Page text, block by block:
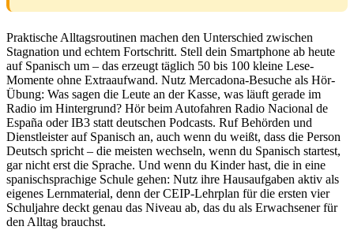
Praktische Alltagsroutinen machen den Unterschied zwischen
Stagnation und echtem Fortschritt. Stell dein Smartphone ab heute
auf Spanisch um – das erzeugt täglich 50 bis 100 kleine Lese-
Momente ohne Extraaufwand. Nutz Mercadona-Besuche als Hör-
Übung: Was sagen die Leute an der Kasse, was läuft gerade im
Radio im Hintergrund? Hör beim Autofahren Radio Nacional de
España oder IB3 statt deutschen Podcasts. Ruf Behörden und
Dienstleister auf Spanisch an, auch wenn du weißt, dass die Person
Deutsch spricht – die meisten wechseln, wenn du Spanisch startest,
gar nicht erst die Sprache. Und wenn du Kinder hast, die in eine
spanischsprachige Schule gehen: Nutz ihre Hausaufgaben aktiv als
eigenes Lernmaterial, denn der CEIP-Lehrplan für die ersten vier
Schuljahre deckt genau das Niveau ab, das du als Erwachsener für
den Alltag brauchst.